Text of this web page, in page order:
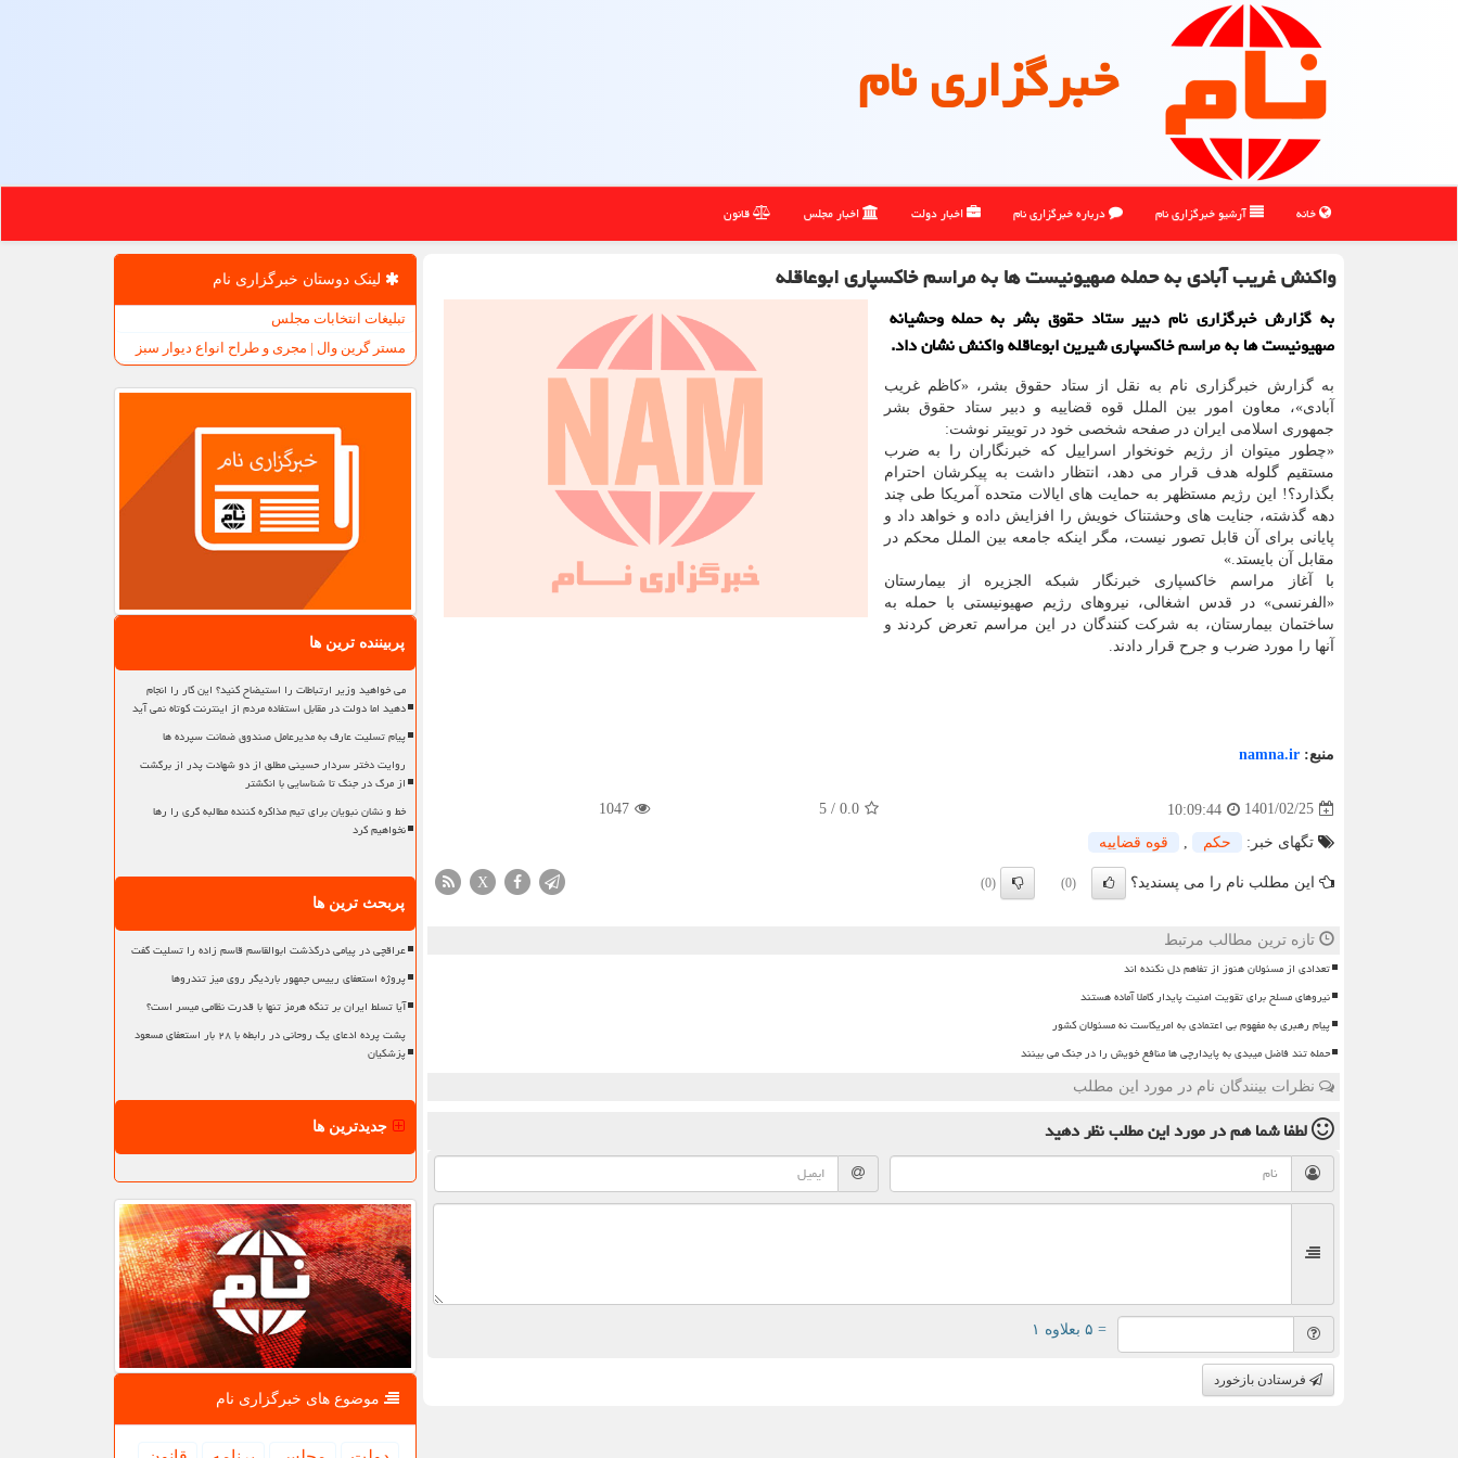
خبرگزاری نام
خانه آرشیو خبرگزاری نام درباره خبرگزاری نام اخبار دولت اخبار مجلس قانون
واکنش غریب آبادی به حمله صهیونیست ها به مراسم خاکسپاری ابوعاقله
به گزارش خبرگزاری نام دبیر ستاد حقوق بشر به حمله وحشیانه
صهیونیست ها به مراسم خاکسپاری شیرین ابوعاقله واکنش نشان داد.
به گزارش خبرگزاری نام به نقل از ستاد حقوق بشر، «کاظم غریب
آبادی»، معاون امور بین الملل قوه قضاییه و دبیر ستاد حقوق بشر
جمهوری اسلامی ایران در صفحه شخصی خود در توییتر نوشت:
«چطور میتوان از رژیم خونخوار اسراییل که خبرنگاران را به ضرب
مستقیم گلوله هدف قرار می دهد، انتظار داشت به پیکرشان احترام
بگذارد؟! این رژیم مستظهر به حمایت های ایالات متحده آمریکا طی چند
دهه گذشته، جنایت های وحشتناک خویش را افزایش داده و خواهد داد و
پایانی برای آن قابل تصور نیست، مگر اینکه جامعه بین الملل محکم در
مقابل آن بایستد.»
با آغاز مراسم خاکسپاری خبرنگار شبکه الجزیره از بیمارستان
«الفرنسی» در قدس اشغالی، نیروهای رژیم صهیونیستی با حمله به
ساختمان بیمارستان، به شرکت کنندگان در این مراسم تعرض کردند و
آنها را مورد ضرب و جرح قرار دادند.
منبع: namna.ir
1401/02/25
10:09:44
0.0
/
5
1047
تگهای خبر: حكم قوه قضاییه
این مطلب نام را می پسندید؟ (0)
(0)
X
تازه ترین مطالب مرتبط
تعدادی از مسئولان هنوز از تفاهم دل نکنده اند
نیروهای مسلح برای تقویت امنیت پایدار کاملا آماده هستند
پیام رهبری به مفهوم بی اعتمادی به امریکاست نه مسئولان کشور
حمله تند فاضل میبدی به پایدارچی ها منافع خویش را در جنگ می بینند
نظرات بینندگان نام در مورد این مطلب
لطفا شما همدر مورد این مطلبنظر دهید
= ۵ بعلاوه ۱
فرستادن بازخورد
لینک دوستان خبرگزاری نام
تبلیغات انتخابات مجلس
مستر گرین وال | مجری و طراح انواع دیوار سبز
پربیننده ترین ها
می خواهید وزیر ارتباطات را استیضاح کنید؟ این کار را انجام
دهید اما دولت در مقابل استفاده مردم از اینترنت کوتاه نمی آید
پیام تسلیت عارف به مدیرعامل صندوق ضمانت سپرده ها
روایت دختر سردار حسینی مطلق از دو شهادت پدر از برگشت
از مرگ در جنگ تا شناسایی با انگشتر
خط و نشان نبویان برای تیم مذاکره کننده مطالبه گری را رها
نخواهیم کرد
پربحث ترین ها
عراقچی در پیامی درگذشت ابوالقاسم قاسم زاده را تسلیت گفت
پروژه استعفای رییس جمهور باردیگر روی میز تندروها
آیا تسلط ایران بر تنگه هرمز تنها با قدرت نظامی میسر است؟
پشت پرده ادعای یک روحانی در رابطه با ۲۸ بار استعفای مسعود
پزشکیان
جدیدترین ها
موضوع های خبرگزاری نام